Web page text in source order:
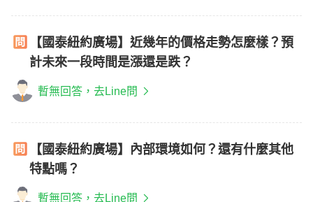
【國泰紐約廣場】近幾年的價格走勢怎麼樣？預
計未來一段時間是漲還是跌？
暫無回答，去Line問
【國泰紐約廣場】內部環境如何？還有什麼其他
特點嗎？
暫無回答，去Line問